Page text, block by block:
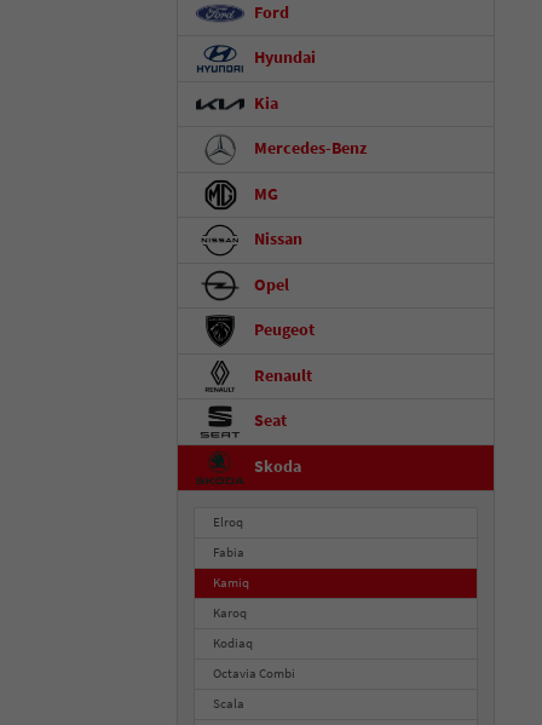
Ford
Hyundai
Kia
Mercedes-Benz
MG
Nissan
Opel
Peugeot
Renault
Seat
Skoda
Elroq
Fabia
Kamiq
Karoq
Kodiaq
Octavia Combi
Scala